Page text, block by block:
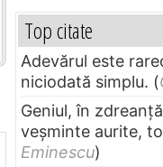
Top citate
Adevărul este
niciodată simplu. (
Geniul, în
veşminte aurite,
Eminescu)